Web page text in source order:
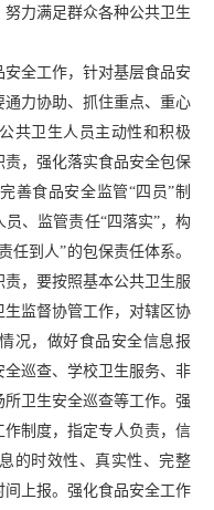
力满足群众各种公共卫生
全工作，针对基层食品安
力协助、抓住重点、重心
共卫生人员主动性和积极
，强化落实食品安全包保
善食品安全监管“四员”制
、监管责任“四落实”，构
任到人”的包保责任体系。
，要按照基本公共卫生服
监督协管工作，对辖区协
况，做好食品安全信息报
巡查、学校卫生服务、非
卫生安全巡查等工作。强
制度，指定专人负责，信
的时效性、真实性、完整
上报。强化食品安全工作